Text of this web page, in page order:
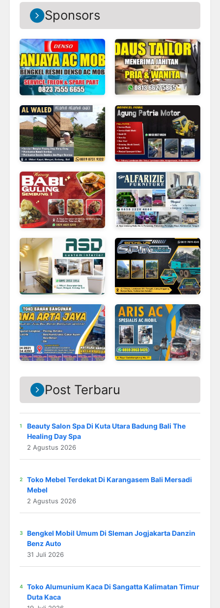
Sponsors
Post Terbaru
Beauty Salon Spa Di Kuta Utara Badung Bali The
Healing Day Spa
2 Agustus 2026
Toko Mebel Terdekat Di Karangasem Bali Mersadi
Mebel
2 Agustus 2026
Bengkel Mobil Umum Di Sleman Jogjakarta Danzin
Benz Auto
31 Juli 2026
Toko Alumunium Kaca Di Sangatta Kalimatan Timur
Duta Kaca